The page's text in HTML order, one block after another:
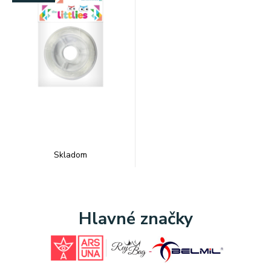
Skladom
Hlavné značky